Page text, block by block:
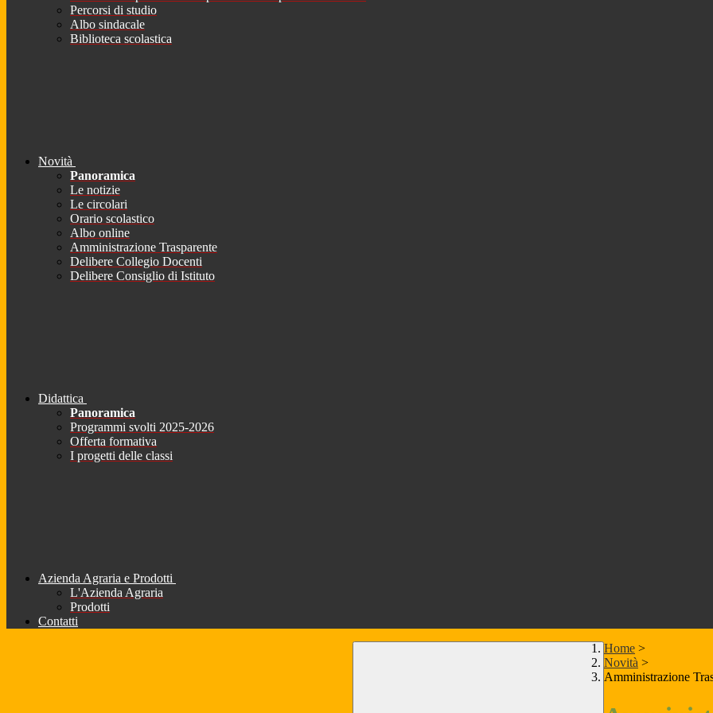
Percorsi di studio
Albo sindacale
Biblioteca scolastica
Novità
Panoramica
Le notizie
Le circolari
Orario scolastico
Albo online
Amministrazione Trasparente
Delibere Collegio Docenti
Delibere Consiglio di Istituto
Didattica
Panoramica
Programmi svolti 2025-2026
Offerta formativa
I progetti delle classi
Azienda Agraria e Prodotti
L'Azienda Agraria
Prodotti
Contatti
Home >
Novità >
Amministrazione